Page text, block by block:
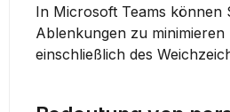
In Microsoft Teams können
Ablenkungen zu
einschließlich des